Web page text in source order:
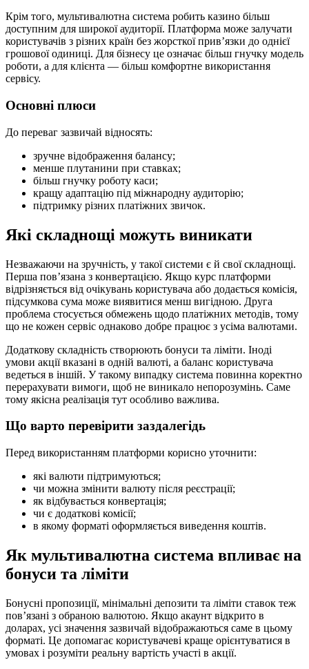
Крім того, мультивалютна система робить казино більш
доступним для широкої аудиторії. Платформа може залучати
користувачів з різних країн без жорсткої прив’язки до однієї
грошової одиниці. Для бізнесу це означає більш гнучку модель
роботи, а для клієнта — більш комфортне використання
сервісу.
Основні плюси
До переваг зазвичай відносять:
зручне відображення балансу;
менше плутанини при ставках;
більш гнучку роботу каси;
кращу адаптацію під міжнародну аудиторію;
підтримку різних платіжних звичок.
Які складнощі можуть виникати
Незважаючи на зручність, у такої системи є й свої складнощі.
Перша пов’язана з конвертацією. Якщо курс платформи
відрізняється від очікувань користувача або додається комісія,
підсумкова сума може виявитися менш вигідною. Друга
проблема стосується обмежень щодо платіжних методів, тому
що не кожен сервіс однаково добре працює з усіма валютами.
Додаткову складність створюють бонуси та ліміти. Іноді
умови акції вказані в одній валюті, а баланс користувача
ведеться в іншій. У такому випадку система повинна коректно
перерахувати вимоги, щоб не виникало непорозумінь. Саме
тому якісна реалізація тут особливо важлива.
Що варто перевірити заздалегідь
Перед використанням платформи корисно уточнити:
які валюти підтримуються;
чи можна змінити валюту після реєстрації;
як відбувається конвертація;
чи є додаткові комісії;
в якому форматі оформляється виведення коштів.
Як мультивалютна система впливає на
бонуси та ліміти
Бонусні пропозиції, мінімальні депозити та ліміти ставок теж
пов’язані з обраною валютою. Якщо акаунт відкрито в
доларах, усі значення зазвичай відображаються саме в цьому
форматі. Це допомагає користувачеві краще орієнтуватися в
умовах і розуміти реальну вартість участі в акції.